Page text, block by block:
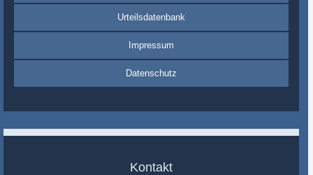
Urteilsdatenbank
Impressum
Datenschutz
Kontakt